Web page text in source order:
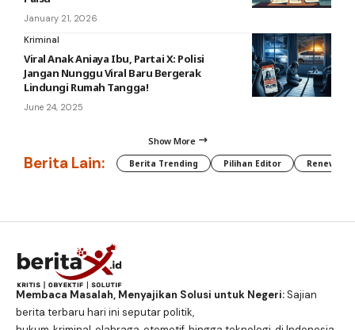
January 21, 2026
Kriminal
Viral Anak Aniaya Ibu, Partai X: Polisi
Jangan Nunggu Viral Baru Bergerak
Lindungi Rumah Tangga!
June 24, 2025
Show More
Berita Lain: Berita Trending Pilihan Editor
Membaca Masalah, Menyajikan Solusi untuk Negeri:Sajian
berita terbaru hari ini seputar politik,